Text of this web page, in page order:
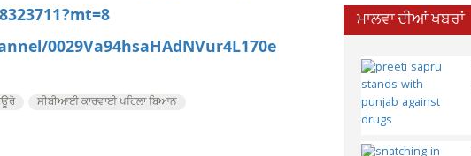
0029Va94hsaHAdNVur4L170e
ਸੀਬੀਆਈ ਕਾਰਵਾਈ ਪਹਿਲਾ ਬਿਆਨ
ਮਾਲਵਾ ਦੀਆਂ ਖਬਰਾਂ